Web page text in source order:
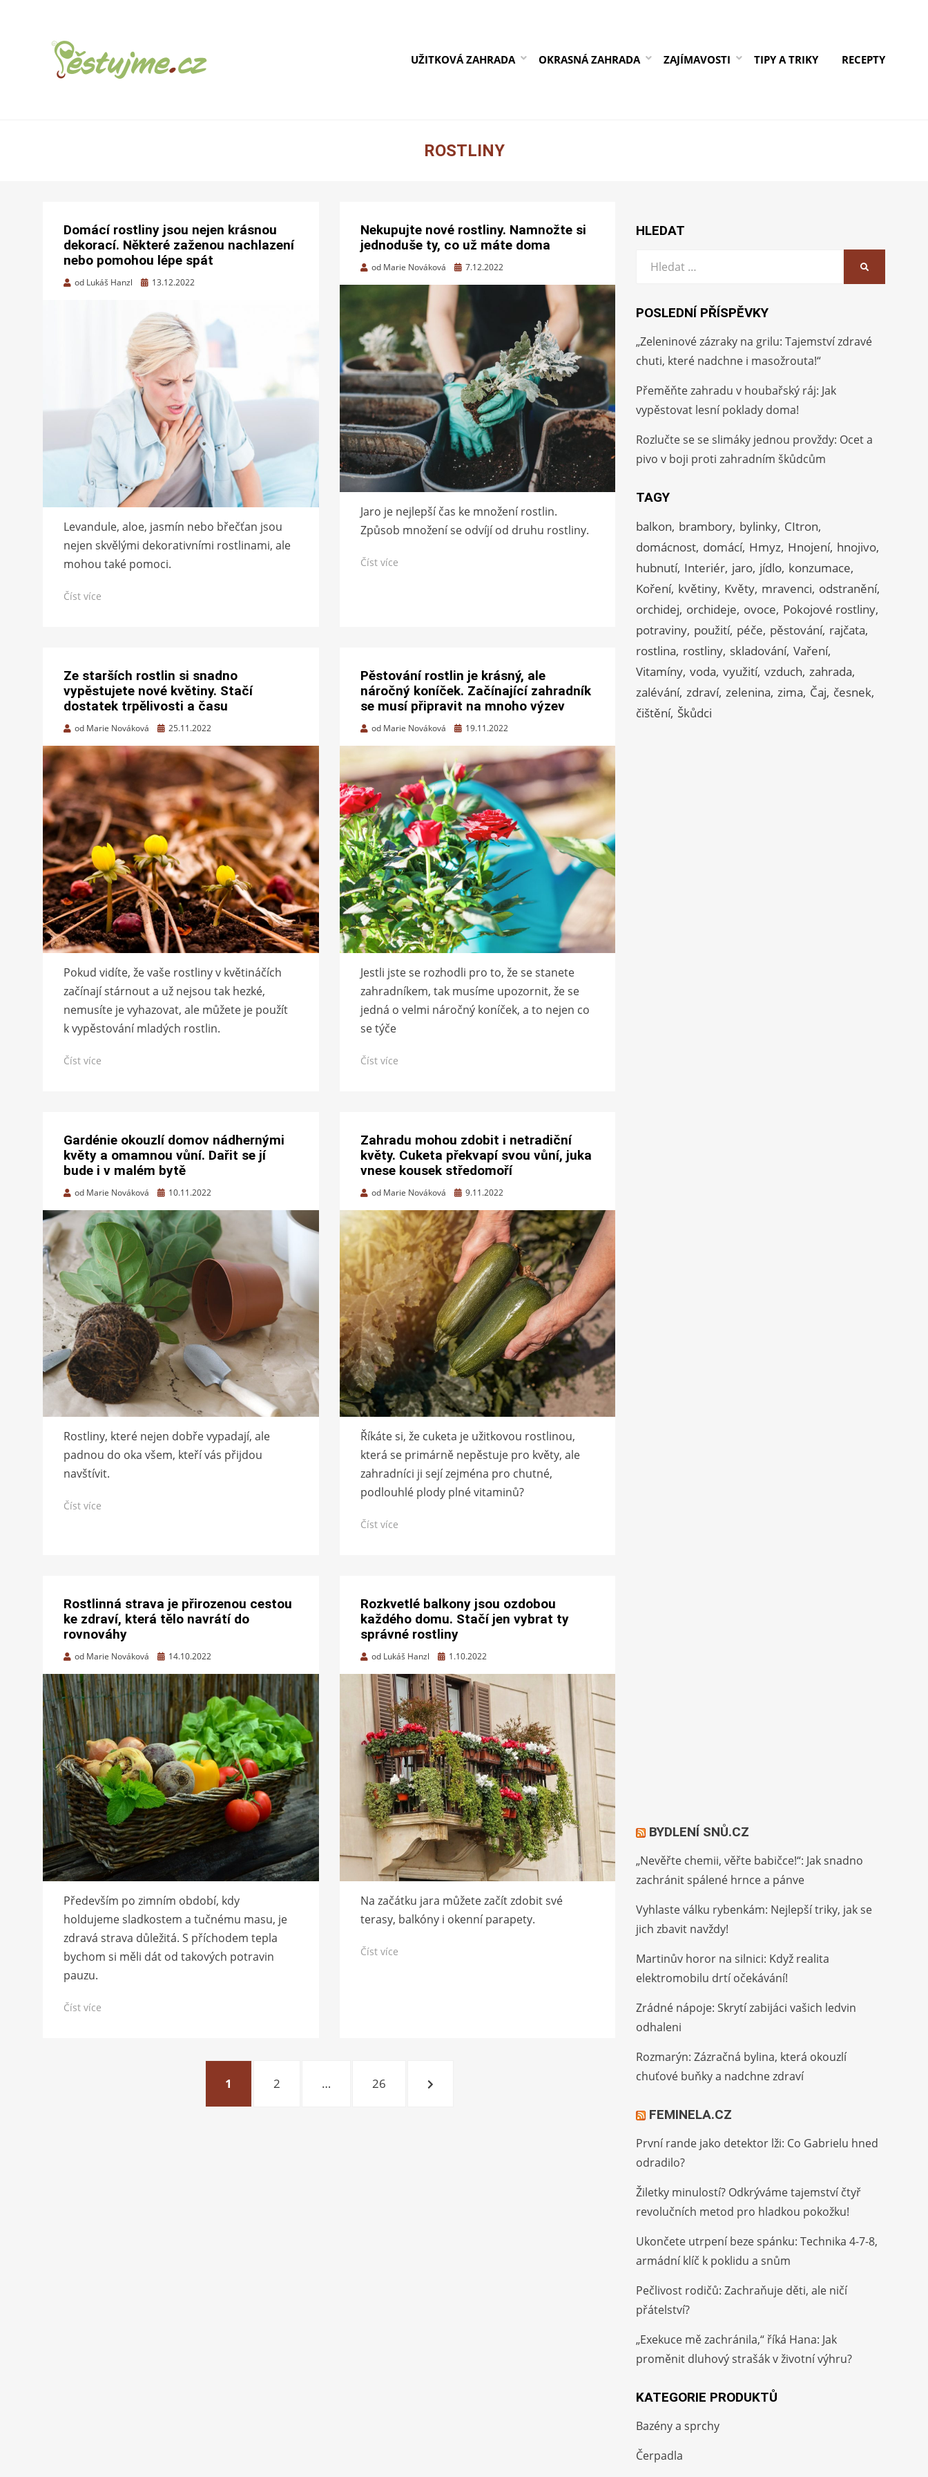
UŽITKOVÁ ZAHRADA OKRASNÁ ZAHRADA ZAJÍMAVOSTI TIPY A TRIKY RECEPTY
ROSTLINY
Domácí rostliny jsou nejen krásnou
dekorací. Některé zaženou nachlazení
nebo pomohou lépe spát
od Lukáš Hanzl
Zveřejněno
13.12.2022
Levandule, aloe, jasmín nebo břečťan jsou
nejen skvělými dekorativními rostlinami, ale
mohou také pomoci.
Číst více
Nekupujte nové rostliny. Namnožte si
jednoduše ty, co už máte doma
od Marie Nováková
Zveřejněno
7.12.2022
Jaro je nejlepší čas ke množení rostlin.
Způsob množení se odvíjí od druhu rostliny.
Číst více
Ze starších rostlin si snadno
vypěstujete nové květiny. Stačí
dostatek trpělivosti a času
od Marie Nováková
Zveřejněno
25.11.2022
Pokud vidíte, že vaše rostliny v květináčích
začínají stárnout a už nejsou tak hezké,
nemusíte je vyhazovat, ale můžete je použít
k vypěstování mladých rostlin.
Číst více
Pěstování rostlin je krásný, ale
náročný koníček. Začínající zahradník
se musí připravit na mnoho výzev
od Marie Nováková
Zveřejněno
19.11.2022
Jestli jste se rozhodli pro to, že se stanete
zahradníkem, tak musíme upozornit, že se
jedná o velmi náročný koníček, a to nejen co
se týče
Číst více
Gardénie okouzlí domov nádhernými
květy a omamnou vůní. Dařit se jí
bude i v malém bytě
od Marie Nováková
Zveřejněno
10.11.2022
Rostliny, které nejen dobře vypadají, ale
padnou do oka všem, kteří vás přijdou
navštívit.
Číst více
Zahradu mohou zdobit i netradiční
květy. Cuketa překvapí svou vůní, juka
vnese kousek středomoří
od Marie Nováková
Zveřejněno
9.11.2022
Říkáte si, že cuketa je užitkovou rostlinou,
která se primárně nepěstuje pro květy, ale
zahradníci ji sejí zejména pro chutné,
podlouhlé plody plné vitaminů?
Číst více
Rostlinná strava je přirozenou cestou
ke zdraví, která tělo navrátí do
rovnováhy
od Marie Nováková
Zveřejněno
14.10.2022
Především po zimním období, kdy
holdujeme sladkostem a tučnému masu, je
zdravá strava důležitá. S příchodem tepla
bychom si měli dát od takových potravin
pauzu.
Číst více
Rozkvetlé balkony jsou ozdobou
každého domu. Stačí jen vybrat ty
správné rostliny
od Lukáš Hanzl
Zveřejněno
1.10.2022
Na začátku jara můžete začít zdobit své
terasy, balkóny i okenní parapety.
Číst více
STRÁNKA
1 STRÁNKA
2 … STRÁNKA
26
DALŠÍ
HLEDAT
Vyhledat:
POSLEDNÍ PŘÍSPĚVKY
„Zeleninové zázraky na grilu: Tajemství zdravé
chuti, které nadchne i masožrouta!“
Přeměňte zahradu v houbařský ráj: Jak
vypěstovat lesní poklady doma!
Rozlučte se se slimáky jednou provždy: Ocet a
pivo v boji proti zahradním škůdcům
TAGY
balkon brambory bylinky CItron
domácnost domácí Hmyz Hnojení hnojivo
hubnutí Interiér jaro jídlo konzumace
Koření květiny Květy mravenci odstranění
orchidej orchideje ovoce Pokojové rostliny
potraviny použití péče pěstování rajčata
rostlina rostliny skladování Vaření
Vitamíny voda využití vzduch zahrada
zalévání zdraví zelenina zima Čaj česnek
čištění Škůdci
BYDLENÍ SNŮ.CZ
„Nevěřte chemii, věřte babičce!“: Jak snadno
zachránit spálené hrnce a pánve
Vyhlaste válku rybenkám: Nejlepší triky, jak se
jich zbavit navždy!
Martinův horor na silnici: Když realita
elektromobilu drtí očekávání!
Zrádné nápoje: Skrytí zabijáci vašich ledvin
odhaleni
Rozmarýn: Zázračná bylina, která okouzlí
chuťové buňky a nadchne zdraví
FEMINELA.CZ
První rande jako detektor lži: Co Gabrielu hned
odradilo?
Žiletky minulostí? Odkrýváme tajemství čtyř
revolučních metod pro hladkou pokožku!
Ukončete utrpení beze spánku: Technika 4-7-8,
armádní klíč k poklidu a snům
Pečlivost rodičů: Zachraňuje děti, ale ničí
přátelství?
„Exekuce mě zachránila,“ říká Hana: Jak
proměnit dluhový strašák v životní výhru?
KATEGORIE PRODUKTŮ
Bazény a sprchy
Čerpadla